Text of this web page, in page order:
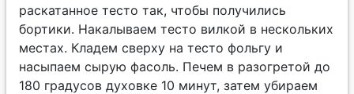
раскатанное тесто так, чтобы получились
бортики. Накалываем тесто вилкой в нескольких
местах. Кладем сверху на тесто фольгу и
насыпаем сырую фасоль. Печем в разогретой до
180 градусов духовке 10 минут, затем убираем